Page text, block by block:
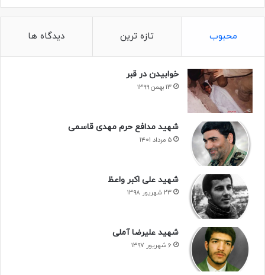
محبوب تازه ترین دیدگاه ها
خوابیدن در قبر
۱۳ بهمن ۱۳۹۹
شهید مدافع حرم مهدی قاسمی
۵ مرداد ۱۴۰۱
شهید علی اکبر واعظ
۲۳ شهریور ۱۳۹۸
شهید علیرضا آملی
۶ شهریور ۱۳۹۷